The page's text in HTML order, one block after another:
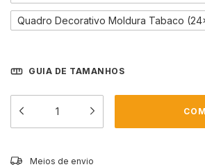
Quadro Decorativo Moldura Tabaco
GUIA DE TAMANHOS
Entregas para o CEP:
Meios de envio